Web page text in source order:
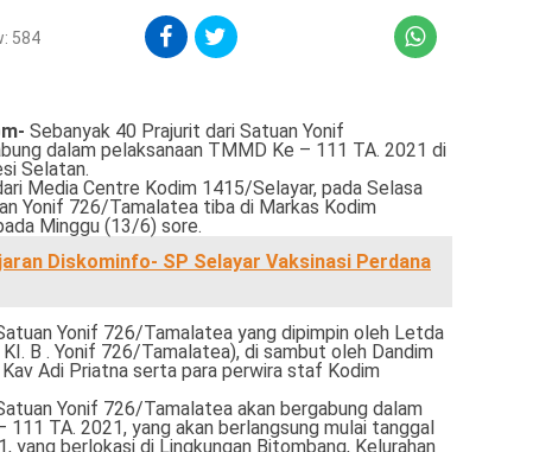
584
Sebanyak 40 Prajurit dari Satuan Yonif
dalam pelaksanaan TMMD Ke – 111 TA. 2021 di
Selatan.
Media Centre Kodim 1415/Selayar, pada Selasa
Yonif 726/Tamalatea tiba di Markas Kodim
Minggu (13/6) sore.
Diskominfo- SP Selayar Vaksinasi Perdana
Yonif 726/Tamalatea yang dipimpin oleh Letda
B . Yonif 726/Tamalatea), di sambut oleh Dandim
Adi Priatna serta para perwira staf Kodim
Yonif 726/Tamalatea akan bergabung dalam
TA. 2021, yang akan berlangsung mulai tanggal
yang berlokasi di Lingkungan Bitombang, Kelurahan